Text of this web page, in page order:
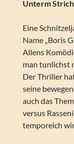
Unterm Strich
Eine
Name „Boris
Allens
man tunlichst
Der Thriller
seine
auch das
versus
temporeich